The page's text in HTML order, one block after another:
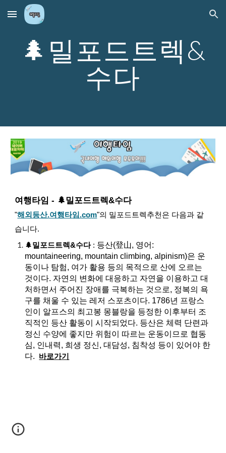
Skip to main content Skip to navigation
🌲 밀포드트렉&
수다
여행타임 - 🌲밀포드트렉&수다
"해외등산.여행타임.com"의 밀포드트렉추천은 다음과 같
습니다.
🌲밀포드트렉&수다 : 등산(登山, 영어:
mountaineering, mountain climbing, alpinism)은 운
동이나 탐험, 여가 활용 등의 목적으로 산에 오르는
것이다. 자연의 변화에 대응하고 자연을 이용하고 대
처하면서 주어진 장애를 극복하는 것으로, 정복의 욕
구를 채울 수 있는 레저 스포츠이다. 1786년 프랑스
인이 알프스의 최고봉 몽블랑을 등정한 이후부터 조
직적인 등산 활동이 시작되었다. 등산은 체력 단련과
정신 수양에 좋지만 위험이 따르는 운동이므로 협동
심, 인내력, 희생 정신, 대담성, 침착성 등이 있어야 한
다.
바로가기